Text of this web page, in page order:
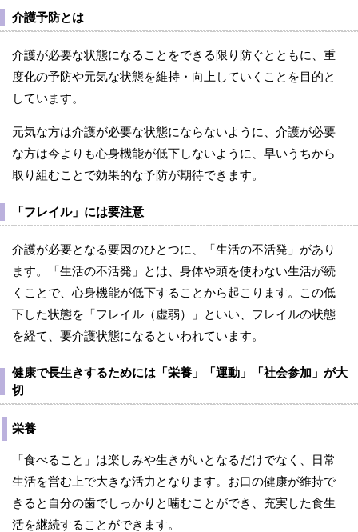
介護予防とは
介護が必要な状態になることをできる限り防ぐとともに、重
度化の予防や元気な状態を維持・向上していくことを目的と
しています。
元気な方は介護が必要な状態にならないように、介護が必要
な方は今よりも心身機能が低下しないように、早いうちから
取り組むことで効果的な予防が期待できます。
「フレイル」には要注意
介護が必要となる要因のひとつに、「生活の不活発」があり
ます。「生活の不活発」とは、身体や頭を使わない生活が続
くことで、心身機能が低下することから起こります。この低
下した状態を「フレイル（虚弱）」といい、フレイルの状態
を経て、要介護状態になるといわれています。
健康で長生きするためには「栄養」「運動」「社会参加」が大
切
栄養
「食べること」は楽しみや生きがいとなるだけでなく、日常
生活を営む上で大きな活力となります。お口の健康が維持で
きると自分の歯でしっかりと噛むことができ、充実した食生
活を継続することができます。